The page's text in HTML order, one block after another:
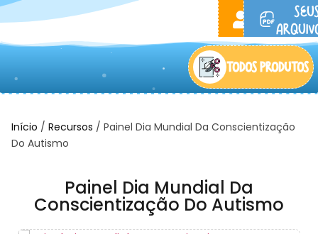
ACESSAR
CONTA
TODOS PRODUTOS
Início / Recursos / Painel Dia Mundial Da Conscientização
Do Autismo
Painel Dia Mundial Da
Conscientização Do Autismo